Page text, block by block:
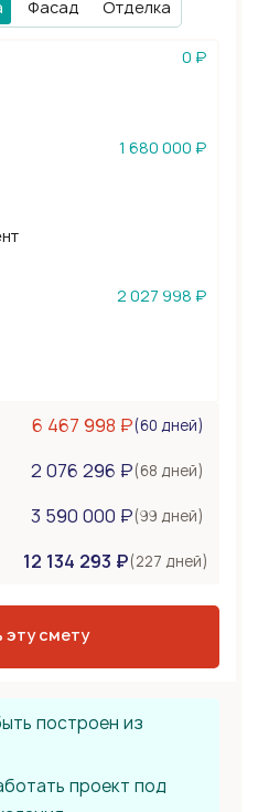
Фасад Отделка
0 ₽
1 680 000 ₽
2 027 998 ₽
6 467 998 ₽(60 дней)
2 076 296 ₽(68 дней)
3 590 000 ₽(99 дней)
12 134 293 ₽(227 дней)
эту смету
построен из
проект под